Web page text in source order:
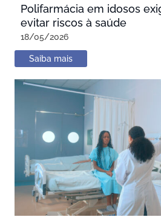
Polifarmácia em idosos
evitar riscos à saúde
18/05/2026
Saiba mais